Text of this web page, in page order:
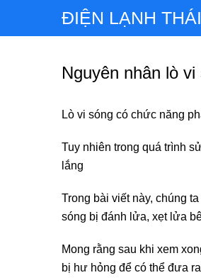
ĐIỆN LẠNH
Nguyên nhân lò
Lò vi sóng có chức năng
Tuy nhiên trong quá trình
lắng
Trong bài viết này, chúng
sóng bị đánh lửa, xẹt lửa
Mong rằng sau khi xem
bị hư hỏng để có thể đưa